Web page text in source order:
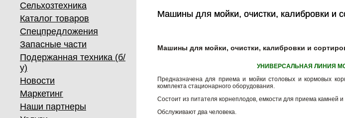
Сельхозтехника
Каталог товаров
Спецпредложения
Запасные части
Подержанная техника (б/
у)
Новости
Маркетинг
Наши партнеры
Машины для мойки, очистки, калибровки и
Машины для мойки, очистки, калибровки и
Машины для мойки, очистки, калибровки и
УНИВЕРСАЛЬНАЯ ЛИНИЯ
Предназначена для приема и мойки столовых и кормовых
комплекта стационарного оборудования.
Состоит из питателя корнеплодов, емкости для приема камней
Обслуживают два человека.